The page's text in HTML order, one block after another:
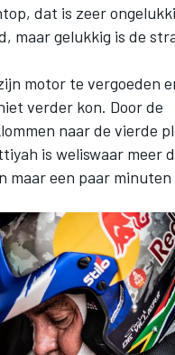
dat is zeer
maar gelukkig is de
motor te vergoeden
verder kon. Door de
naar de vierde
is weliswaar meer
maar een paar minuten